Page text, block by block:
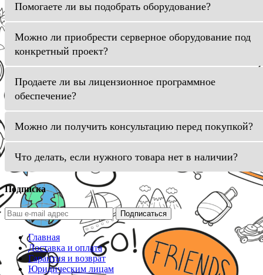
Помогаете ли вы подобрать оборудование?
Можно ли приобрести серверное оборудование под
конкретный проект?
Продаете ли вы лицензионное программное
обеспечение?
Можно ли получить консультацию перед покупкой?
Что делать, если нужного товара нет в наличии?
Подписка
Подписаться
Главная
Доставка и оплата
Гарантия и возврат
Юридическим лицам